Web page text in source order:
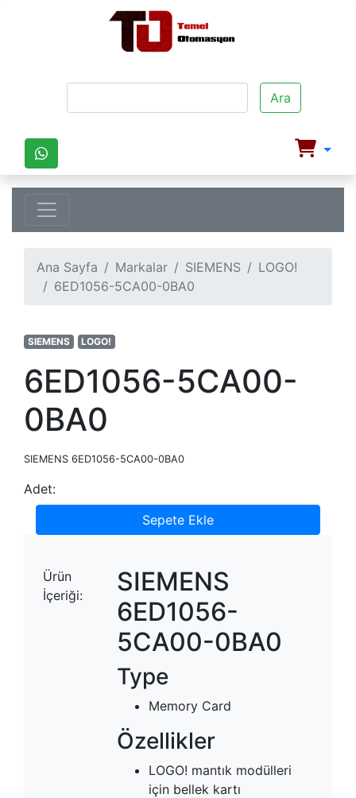
Ara
Ana Sayfa Markalar SIEMENS
LOGO!
6ED1056-5CA00-0BA0
SIEMENS LOGO!
6ED1056-5CA00-
0BA0
SIEMENS 6ED1056-5CA00-0BA0
Adet:
Sepete Ekle
Ürün
İçeriği:
SIEMENS
6ED1056-
5CA00-0BA0
Type
Memory Card
Özellikler
LOGO! mantık modülleri
için bellek kartı